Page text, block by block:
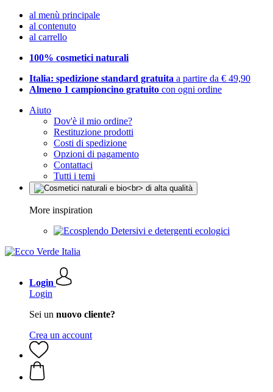
al menù principale
al contenuto
al carrello
100% cosmetici naturali
Italia: spedizione standard gratuita a partire da € 49,90
Almeno 1 campioncino gratuito con ogni ordine
Aiuto
Dov'è il mio ordine?
Restituzione prodotti
Costi di spedizione
Opzioni di pagamento
Contattaci
Tutti i temi
More inspiration
Detersivi e detergenti ecologici
Login
Login
Sei un nuovo cliente?
Crea un account